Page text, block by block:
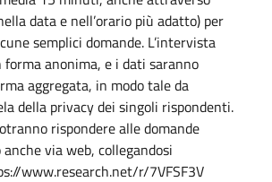
data e nell’orario più adatto) per
semplici domande. L’intervista
anonima, e i dati saranno
aggregata, in modo tale da
della privacy dei singoli rispondenti.
rispondere alle domande
via web, collegandosi
www.research.net/r/7VFSF3V